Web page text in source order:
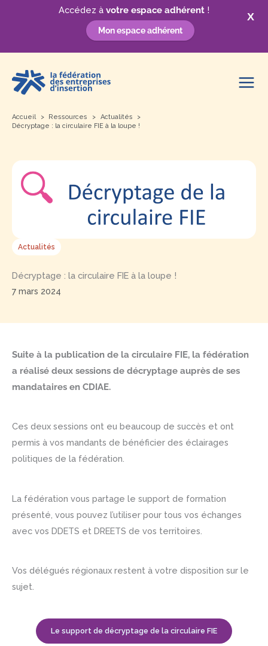
X
Accédez à votre espace adhérent !
Mon espace adhérent
contenu
Accueil Ressources
Actualités
Décryptage : la circulaire FIE à la loupe !
Actualités
Décryptage : la circulaire FIE à la loupe !
7 mars 2024
Suite à la publication de la circulaire FIE, la fédération
a réalisé deux sessions de décryptage auprès de ses
mandataires en CDIAE.
Ces deux sessions ont eu beaucoup de succès et ont
permis à vos mandants de bénéficier des éclairages
politiques de la fédération.
La fédération vous partage le support de formation
présenté, vous pouvez l’utiliser pour tous vos échanges
avec vos DDETS et DREETS de vos territoires.
Vos délégués régionaux restent à votre disposition sur le
sujet.
Le support de décryptage de la circulaire FIE